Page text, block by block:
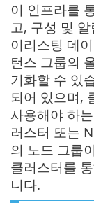
이 인프라를
고, 구성 및
이리스팅 데
턴스 그룹의
기화할 수 있
되어 있으며,
사용해야 하
러스터 또는
의 노드 그룹
클러스터를
니다.